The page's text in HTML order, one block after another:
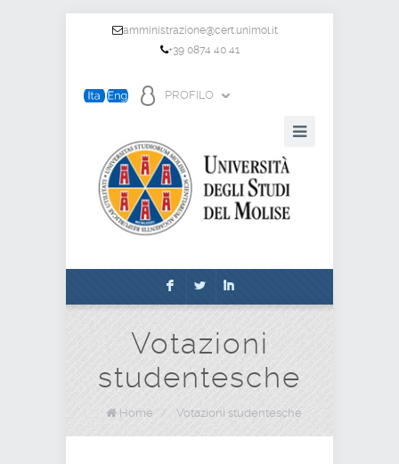
amministrazione@cert.unimol.it
+39 0874 40 41
PROFILO
F L I
Votazioni
studentesche
Home / Votazioni studentesche